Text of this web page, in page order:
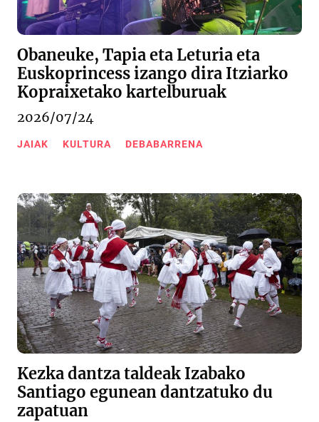
Obaneuke, Tapia eta Leturia eta
Euskoprincess izango dira Itziarko
Kopraixetako kartelburuak
2026/07/24
JAIAK KULTURA DEBABARRENA
Kezka dantza taldeak Izabako
Santiago egunean dantzatuko du
zapatuan